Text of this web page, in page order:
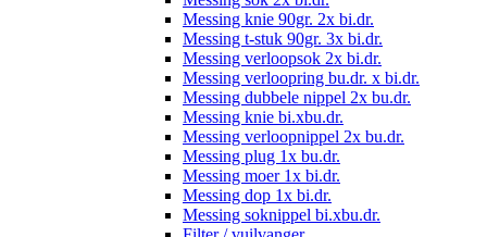
Messing knie 90gr. 2x bi.dr.
Messing t-stuk 90gr. 3x bi.dr.
Messing verloopsok 2x bi.dr.
Messing verloopring bu.dr. x bi.dr.
Messing dubbele nippel 2x bu.dr.
Messing knie bi.xbu.dr.
Messing verloopnippel 2x bu.dr.
Messing plug 1x bu.dr.
Messing moer 1x bi.dr.
Messing dop 1x bi.dr.
Messing soknippel bi.xbu.dr.